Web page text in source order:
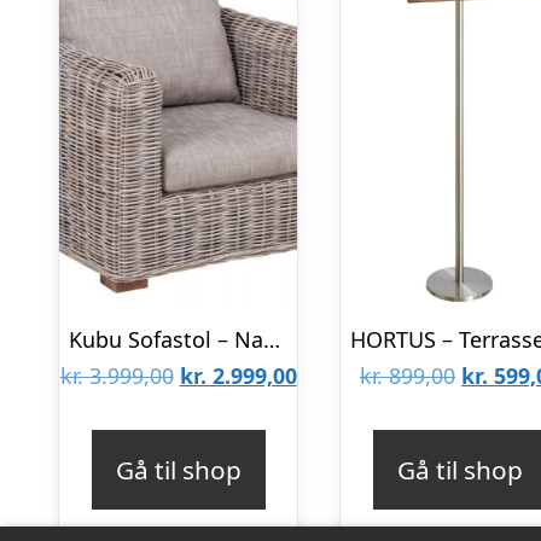
Kubu Sofastol – Naturrattan
kr.3.999,00 Den
kr. 3.999,00.
kr. 2.999,00Den
kr. 2.999,00.
Gå til shop
kr.899,00 Den
kr.
kr.
Gå til shop